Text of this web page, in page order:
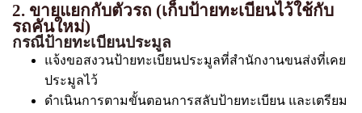
2. ขายแยกกับตัวรถ (เก็บป้ายทะเบียนไว้ใช้กับ
รถคันใหม่)
กรณีป้ายทะเบียนประมูล
แจ้งขอสงวนป้ายทะเบียนประมูลที่สำนักงานขนส่งที่เคย
ประมูลไว้
ดำเนินการตามขั้นตอนการสลับป้ายทะเบียน และเตรียม